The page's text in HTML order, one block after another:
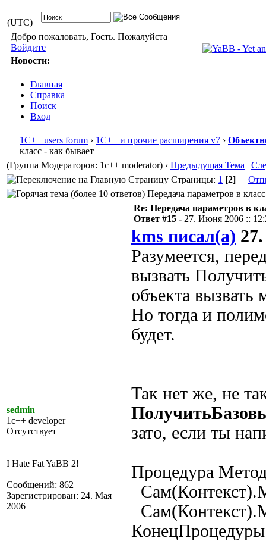
(UTC)
Добро пожаловать, Гость. Пожалуйста
Войдите
Новости:
Главная
Справка
Поиск
Вход
1С++ users forum › 1С++ и прочие расширения v7 ›
класс - как бывает
(Группа Модераторов: 1c++ moderator) ‹ Предыдущая Тема |
Страницы: 1 [2]
Передача параметров в
sedmin
1c++ developer
Отсутствует
I Hate Fat YaBB 2!
Сообщений: 862
Зарегистрирован: 24. Мая
2006
Re: Передача параметров в
Ответ #15 - 27. Июня 2006 ::
kms писал(а)
Разумеется,
вызвать
объекта вызвать
Но тогда и
будет.
Так нет же, не
зато, если ты
Процедура
КонецПроцедуры